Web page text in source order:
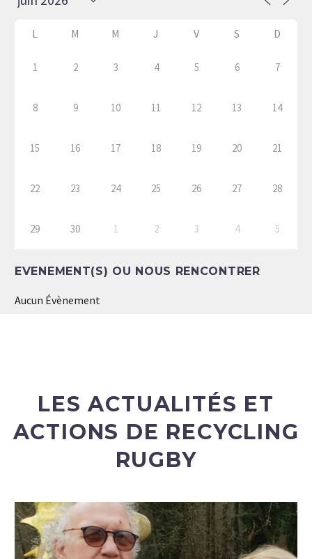
L M M J V S D
1 2 3 4 5 6 7
8 9 10 11 12 13 14
15 16 17 18 19 20 21
22 23 24 25 26 27 28
29 30 1 2 3 4 5
EVENEMENT(S) OU NOUS RENCONTRER
Aucun Évènement
LES ACTUALITÉS ET
ACTIONS DE RECYCLING
RUGBY